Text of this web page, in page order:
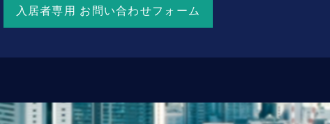
入居者専用 お問い合わせフォーム